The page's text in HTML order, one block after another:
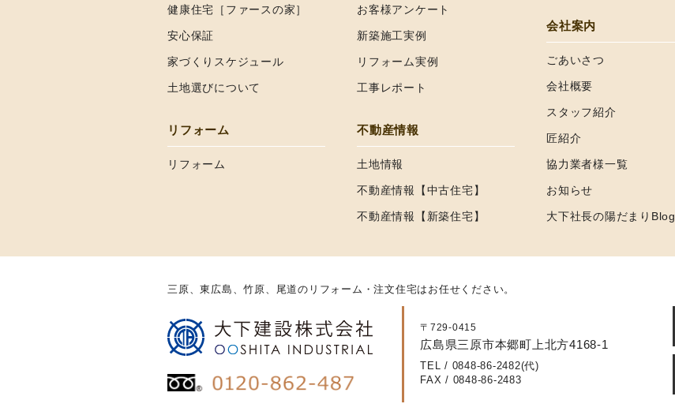
健康住宅［ファースの家］
安心保証
家づくりスケジュール
土地選びについて
リフォーム
リフォーム
お客様アンケート
新築施工実例
リフォーム実例
工事レポート
不動産情報
土地情報
不動産情報【中古住宅】
不動産情報【新築住宅】
会社案内
ごあいさつ
会社概要
スタッフ紹介
匠紹介
協力業者様一覧
お知らせ
大下社長の陽だまりBlog
三原、東広島、竹原、尾道のリフォーム・注文住宅はお任せください。
〒729-0415
広島県三原市本郷町上北方4168-1
TEL / 0848-86-2482(代)
FAX / 0848-86-2483